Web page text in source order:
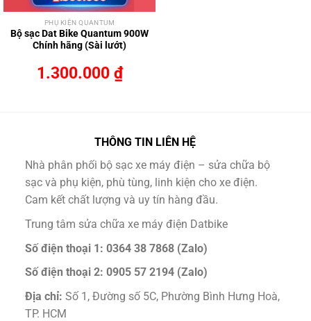
PHỤ KIỆN QUANTUM
Bộ sạc Dat Bike Quantum 900W
Chính hãng (Sài lướt)
1.300.000 ₫
THÔNG TIN LIÊN HỆ
Nhà phân phối bộ sạc xe máy điện – sửa chữa bộ
sạc và phụ kiện, phù tùng, linh kiện cho xe điện.
Cam kết chất lượng và uy tín hàng đầu.
Trung tâm sửa chữa xe máy điện Datbike
Số điện thoại 1: 0364 38 7868 (Zalo)
Số điện thoại 2: 0905 57 2194 (Zalo)
Địa chỉ: Số 1, Đường số 5C, Phường Bình Hưng Hoà,
TP. HCM